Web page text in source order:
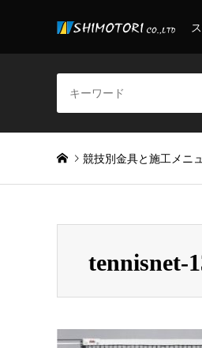
競技別金具と施工メニ
tennisnet-